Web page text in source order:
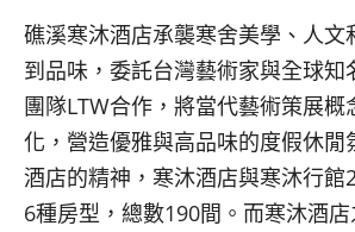
礁溪寒沐酒店承襲寒舍美學、人文
到品味，委託台灣藝術家與全球知
團隊LTW合作，將當代藝術策展概
化，營造優雅與高品味的度假休閒
酒店的精神，寒沐酒店與寒沐行館
6種房型，總數190間。而寒沐酒